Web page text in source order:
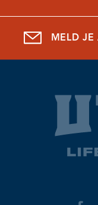
MELD